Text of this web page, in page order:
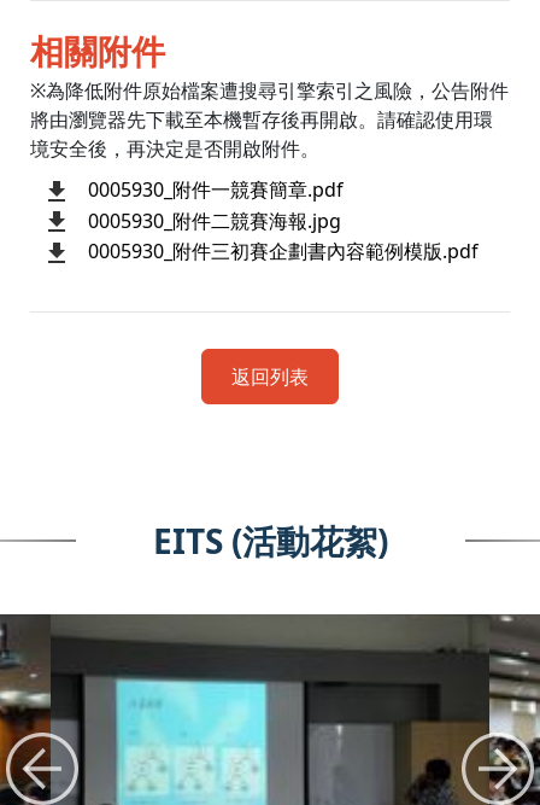
相關附件
※為降低附件原始檔案遭搜尋引擎索引之風險，公告附件
將由瀏覽器先下載至本機暫存後再開啟。請確認使用環
境安全後，再決定是否開啟附件。
0005930_附件一競賽簡章.pdf
0005930_附件二競賽海報.jpg
0005930_附件三初賽企劃書內容範例模版.pdf
返回列表
EITS (活動花絮)